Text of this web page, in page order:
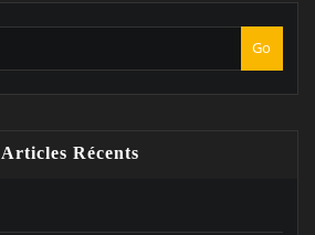
Go
Articles Récents